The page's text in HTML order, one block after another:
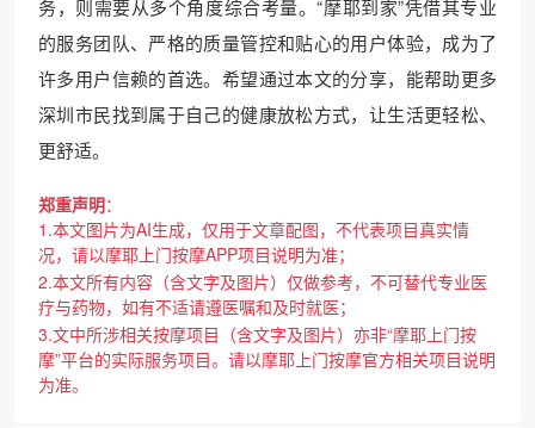
务，则需要从多个角度综合考量。“摩耶到家”凭借其专业
的服务团队、严格的质量管控和贴心的用户体验，成为了
许多用户信赖的首选。希望通过本文的分享，能帮助更多
深圳市民找到属于自己的健康放松方式，让生活更轻松、
更舒适。
郑重声明：
1.本文图片为AI生成，仅用于文章配图，不代表项目真实情
况，请以摩耶上门按摩APP项目说明为准；
2.本文所有内容（含文字及图片）仅做参考，不可替代专业医
疗与药物，如有不适请遵医嘱和及时就医；
3.文中所涉相关按摩项目（含文字及图片）亦非“摩耶上门按
摩”平台的实际服务项目。请以摩耶上门按摩官方相关项目说明
为准。